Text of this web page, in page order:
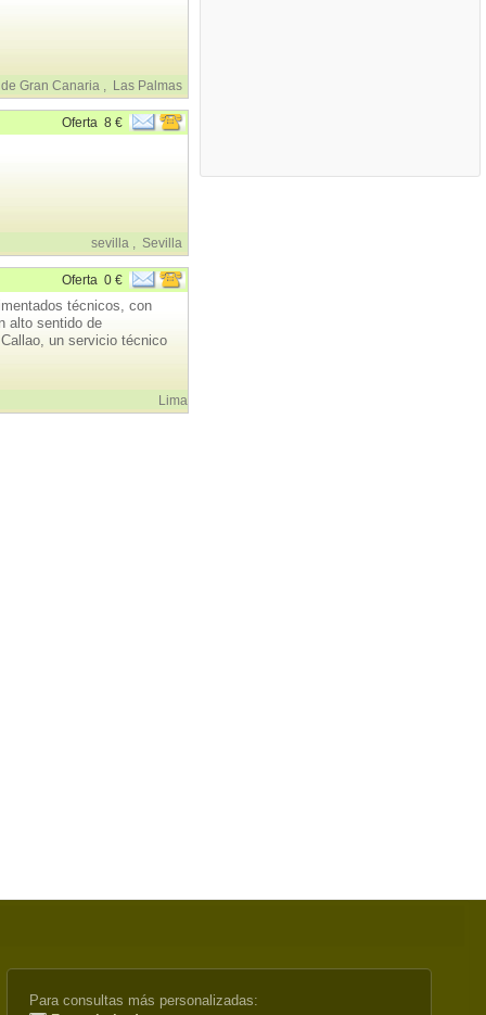
Gran Canaria , Las Palmas
Oferta 8 €
sevilla , Sevilla
Oferta 0 €
técnicos, con
alto sentido de
un servicio técnico
Lima
Para consultas más personalizadas: